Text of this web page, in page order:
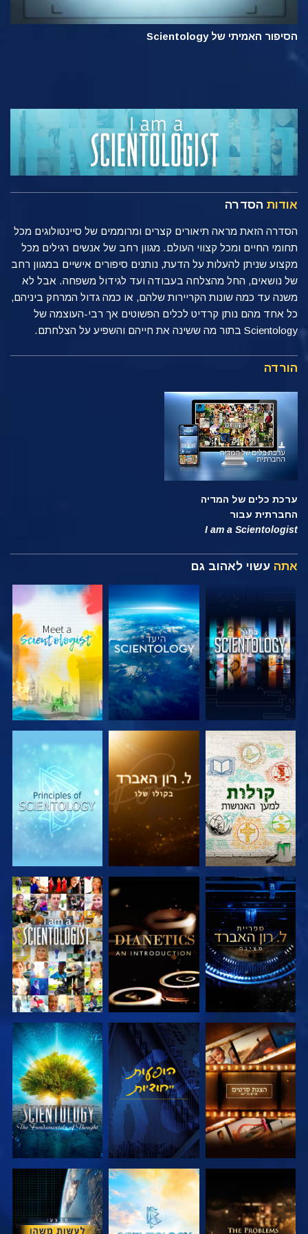
הסיפור האמיתי של Scientology
אודות הסדרה
הסדרה הזאת מראה תיאורים קצרים ומרוממים של סיינטולוגים מכל
תחומי החיים ומכל קצווי העולם. מגוון רחב של אנשים רגילים מכל
מקצוע שניתן להעלות על הדעת, נותנים סיפורים אישיים במגוון רחב
של נושאים, החל מהצלחה בעבודה ועד לגידול משפחה. אבל לא
משנה עד כמה שונות הקריירות שלהם, או כמה גדול המרחק ביניהם,
כל אחד מהם נותן קרדיט לכלים הפשוטים אך רבי-העוצמה של
Scientology בתור מה ששינה את חייהם והשפיע על הצלחתם.
הורדה
ערכת כלים של המדיה
החברתית עבור
I am a Scientologist
אתה עשוי לאהוב גם
בדוק את הסדרה בדוק את הסדרה בדוק את הסדרה
בדוק את הסדרה בדוק את הסדרה צפה
בדוק את הסדרה צפה בדוק את הסדרה
בדוק את הסדרה בדוק את הסדרה צפה